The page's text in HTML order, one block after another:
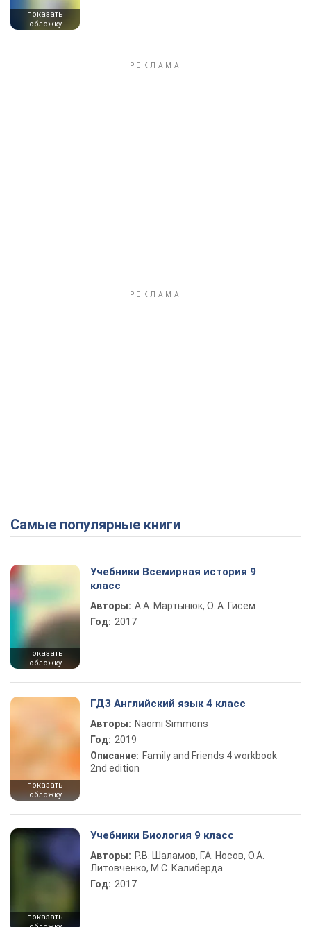
показать
обложку
Самые популярные книги
показать
обложку
Учебники Всемирная история 9
класс
Авторы: А.А. Мартынюк, О. А. Гисем
Год: 2017
показать
обложку
ГДЗ Английский язык 4 класс
Авторы: Naomi Simmons
Год: 2019
Описание: Family and Friends 4 workbook
2nd edition
показать
Учебники Биология 9 класс
Авторы: Р.В. Шаламов, Г.А. Носов, О.А.
Литовченко, М.С. Калиберда
Год: 2017